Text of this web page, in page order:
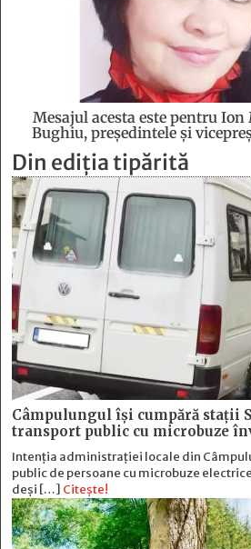
Mesajul acesta este pentru
Bughiu, preşedintele şi
Din ediția tipărită
Câmpulungul îşi cumpără staţii
transport public cu microbuze
Intenția administrației locale din
public de persoane cu microbuze
deși […] Citește!